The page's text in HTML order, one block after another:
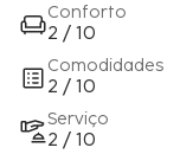
Conforto
2 / 10
Comodidades
2 / 10
Serviço
2 / 10